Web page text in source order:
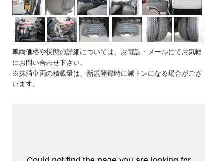
車両価格や状態の詳細については、お電話・メールにてお気軽
にお問い合わせ下さい。
※抹消車両の積載量は、新規登録時に減トンになる場合がござ
います。